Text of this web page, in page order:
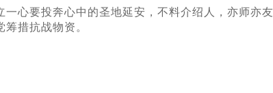
心要投奔心中的圣地延安，不料介绍人，亦师亦
措抗战物资。